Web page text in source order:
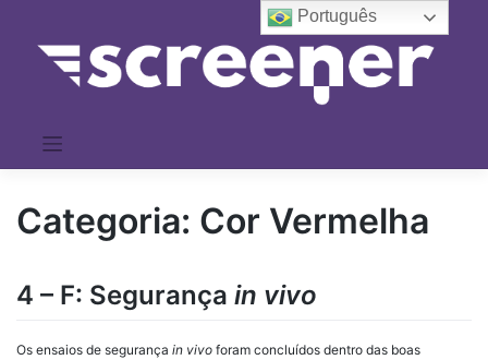
conteúdo
Categoria: Cor Vermelha
4 – F: Segurança in vivo
Os ensaios de segurança in vivo foram concluídos dentro das boas
Português